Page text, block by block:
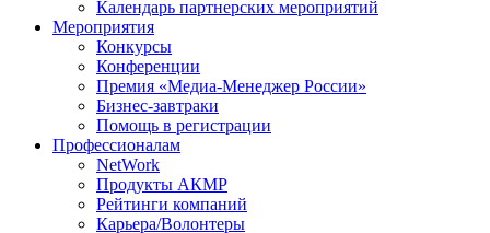
Календарь партнерских мероприятий
Мероприятия
Конкурсы
Конференции
Премия «Медиа-Менеджер России»
Бизнес-завтраки
Помощь в регистрации
Профессионалам
NetWork
Продукты АКМР
Рейтинги компаний
Карьера/Волонтеры